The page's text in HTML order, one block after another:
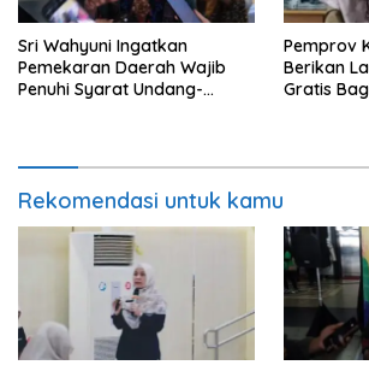
Sri Wahyuni Ingatkan
Pemekaran Daerah Wajib
Penuhi Syarat Undang-
Pemprov
Berikan
Gratis
Rekomendasi untuk kamu